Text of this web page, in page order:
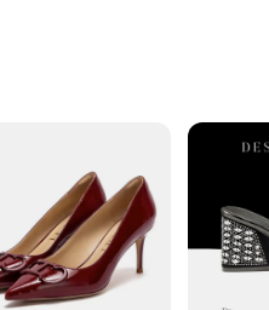
attention to detail, these
them a versatile addition for
practical, making it a staple in